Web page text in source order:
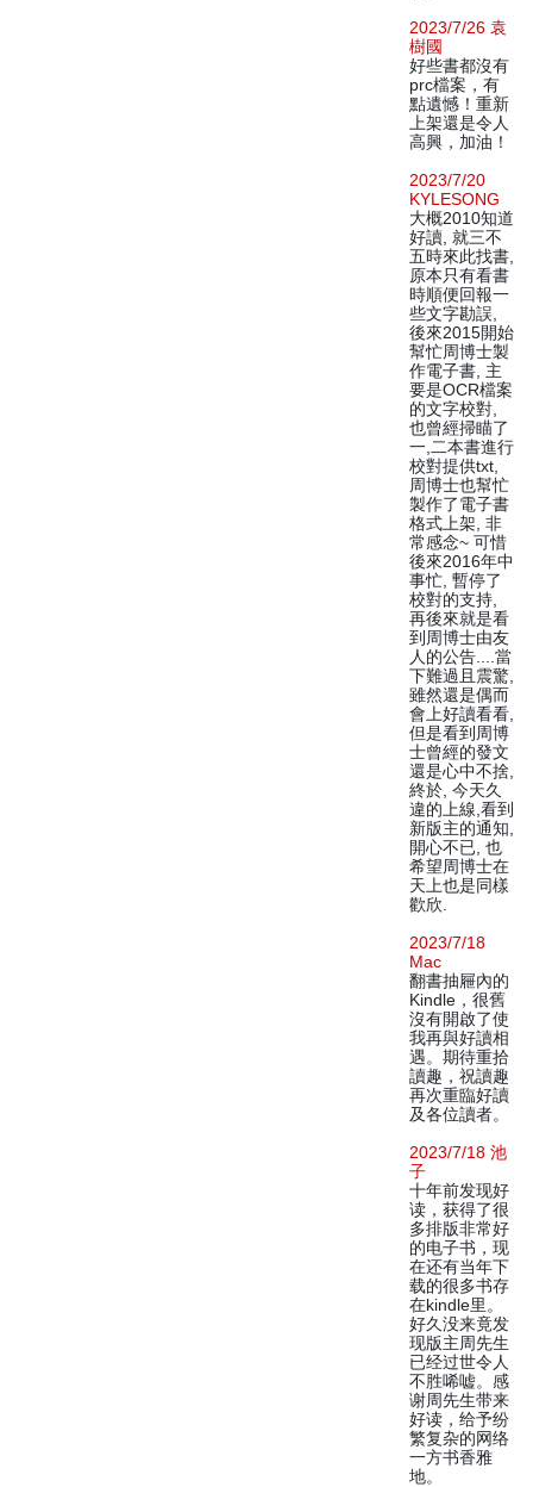
2023/7/26 袁
樹國
好些書都沒有
prc檔案，有
點遺憾！重新
上架還是令人
高興，加油！
2023/7/20
KYLESONG
大概2010知道
好讀, 就三不
五時來此找書,
原本只有看書
時順便回報一
些文字勘誤,
後來2015開始
幫忙周博士製
作電子書, 主
要是OCR檔案
的文字校對,
也曾經掃瞄了
一,二本書進行
校對提供txt,
周博士也幫忙
製作了電子書
格式上架, 非
常感念~ 可惜
後來2016年中
事忙, 暫停了
校對的支持,
再後來就是看
到周博士由友
人的公告....當
下難過且震驚,
雖然還是偶而
會上好讀看看,
但是看到周博
士曾經的發文
還是心中不捨,
終於, 今天久
違的上線,看到
新版主的通知,
開心不已, 也
希望周博士在
天上也是同樣
歡欣.
2023/7/18
Mac
翻書抽屜內的
Kindle，很舊
沒有開啟了使
我再與好讀相
遇。期待重拾
讀趣，祝讀趣
再次重臨好讀
及各位讀者。
2023/7/18 池
子
十年前发现好
读，获得了很
多排版非常好
的电子书，现
在还有当年下
载的很多书存
在kindle里。
好久没来竟发
现版主周先生
已经过世令人
不胜唏嘘。感
谢周先生带来
好读，给予纷
繁复杂的网络
一方书香雅
地。